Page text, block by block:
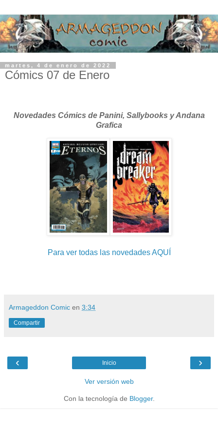
martes, 4 de enero de 2022
Cómics 07 de Enero
Novedades Cómics de Panini, Sallybooks y Andana
Grafica
Para ver todas las novedades AQUÍ
Armageddon Comic en 3:34
Compartir
‹ ›
Inicio
Ver versión web
Con la tecnología de Blogger.